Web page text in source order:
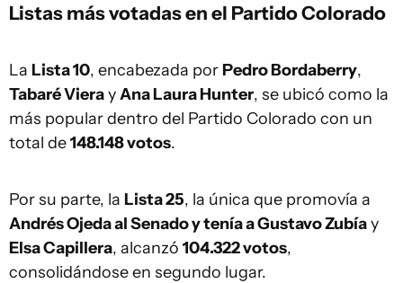
Listas más votadas en el Partido Colorado
La Lista 10, encabezada por Pedro Bordaberry,
Tabaré VierayAna Laura Hunter, se ubicó como la
más popular dentro del Partido Colorado con un
total de148.148 votos.
Por su parte, la Lista 25, la única que promovía a
Andrés Ojeda al Senado y tenía aGustavo Zubíay
Elsa Capillera, alcanzó 104.322 votos,
consolidándose en segundo lugar.